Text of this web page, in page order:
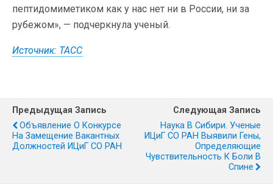
пептидомиметиком как у нас нет ни в России, ни за
рубежом», — подчеркнула ученый.
Источник: ТАСС
Предыдущая Запись
Объявление О Конкурсе
На Замещение Вакантных
Должностей ИЦиГ СО РАН
Следующая Запись
Наука В Сибири. Ученые
ИЦиГ СО РАН Выявили Гены,
Определяющие
Чувствительность К Боли В
Спине